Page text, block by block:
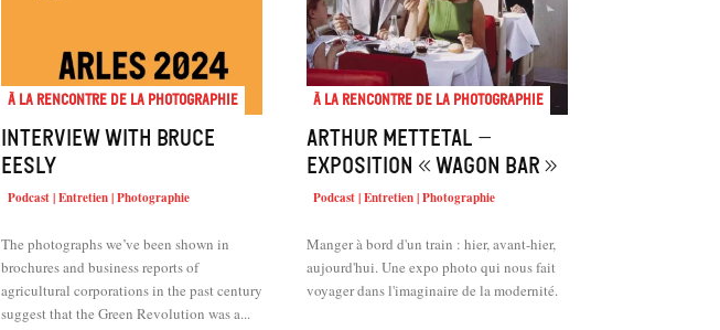
À la rencontre de la photographie
Interview with Bruce
Eesly
Podcast | Entretien | Photographie
The photographs we’ve been shown in
brochures and business reports of
agricultural corporations in the past century
suggest that the Green Revolution was a...
À la rencontre de la photographie
Arthur Mettetal –
Exposition « Wagon bar »
Podcast | Entretien | Photographie
Manger à bord d'un train : hier, avant-hier,
aujourd'hui. Une expo photo qui nous fait
voyager dans l'imaginaire de la modernité.